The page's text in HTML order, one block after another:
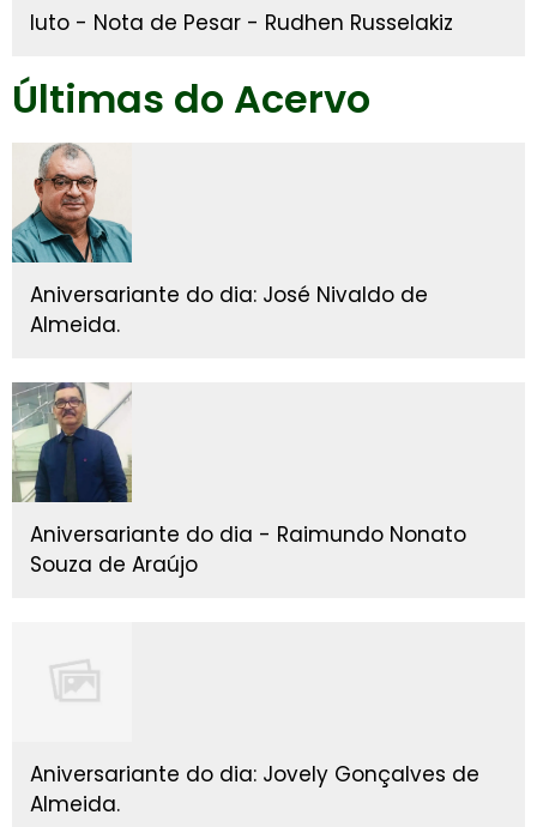
luto - Nota de Pesar - Rudhen Russelakiz
Últimas do Acervo
Aniversariante do dia: José Nivaldo de
Almeida.
Aniversariante do dia - Raimundo Nonato
Souza de Araújo
Aniversariante do dia: Jovely Gonçalves de
Almeida.